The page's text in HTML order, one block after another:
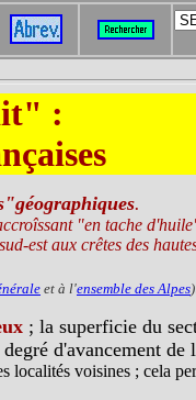
:
.
"en tache
est aux crêtes des
et à l'ensemble des Alpes)
; la superficie du
d'avancement de
localités voisines ; cela